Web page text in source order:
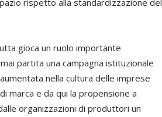
rispetto alla standardizzazione del
gioca un ruolo importante
partita una campagna istituzionale
nella cultura delle imprese
marca e da qui la propensione a
organizzazioni di produttori un